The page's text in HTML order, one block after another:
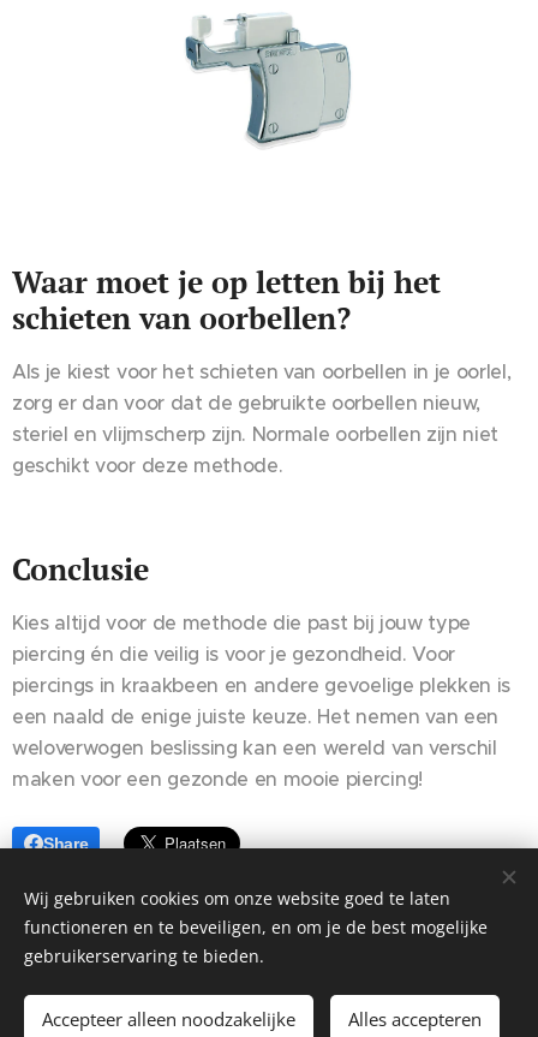
Waar moet je op letten bij het
schieten van oorbellen?
Als je kiest voor het schieten van oorbellen in je oorlel,
zorg er dan voor dat de gebruikte oorbellen nieuw,
steriel en vlijmscherp zijn. Normale oorbellen zijn niet
geschikt voor deze methode.
Conclusie
Kies altijd voor de methode die past bij jouw type
piercing én die veilig is voor je gezondheid. Voor
piercings in kraakbeen en andere gevoelige plekken is
een naald de enige juiste keuze. Het nemen van een
weloverwogen beslissing kan een wereld van verschil
maken voor een gezonde en mooie piercing!
Share
©2026 EX ALTERA. Pastoor Dergentstraat 54, 3200 Gelrode
- BE0567.585.404
Algemene Voorwaarden
Cookies
Wij gebruiken cookies om onze website goed te laten
functioneren en te beveiligen, en om je de best mogelijke
gebruikerservaring te bieden.
Accepteer alleen noodzakelijke Alles accepteren